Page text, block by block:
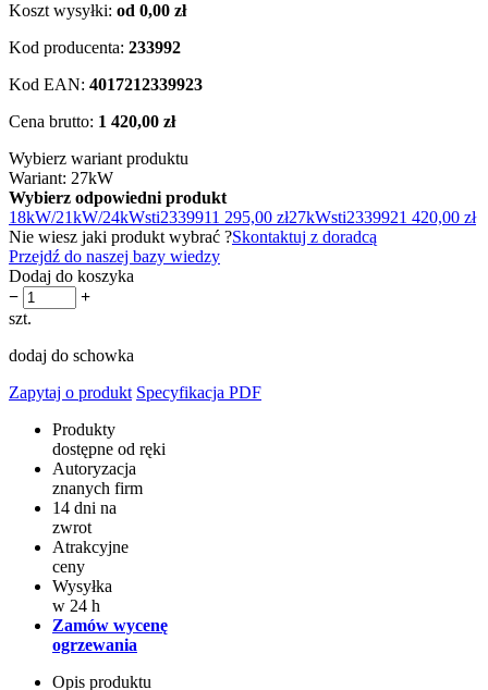
Koszt wysyłki: od 0,00 zł
Kod producenta: 233992
Kod EAN: 4017212339923
Cena brutto: 1 420,00 zł
Wybierz wariant produktu
Wariant: 27kW
Wybierz odpowiedni produkt
18kW/21kW/24kWsti2339911 295,00 zł27kWsti2339921 420,00 zł
Nie wiesz jaki produkt wybrać ?Skontaktuj z doradcą
Przejdź do naszej bazy wiedzy
Dodaj do koszyka
−
+
szt.
dodaj do schowka
Zapytaj o produkt Specyfikacja PDF
Produkty
dostępne od ręki
Autoryzacja
znanych firm
14 dni na
zwrot
Atrakcyjne
ceny
Wysyłka
w 24 h
Zamów wycenę
ogrzewania
Opis produktu